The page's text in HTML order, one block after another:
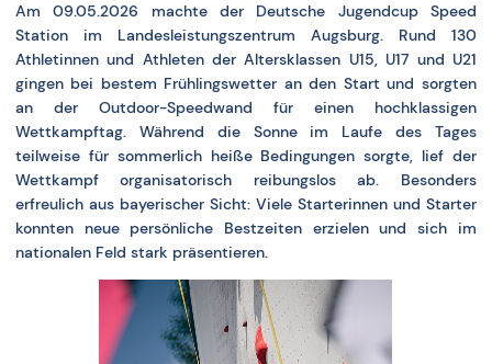
Am 09.05.2026 machte der Deutsche Jugendcup Speed
Station im Landesleistungszentrum Augsburg. Rund 130
Athletinnen und Athleten der Altersklassen U15, U17 und U21
gingen bei bestem Frühlingswetter an den Start und sorgten
an der Outdoor-Speedwand für einen hochklassigen
Wettkampftag. Während die Sonne im Laufe des Tages
teilweise für sommerlich heiße Bedingungen sorgte, lief der
Wettkampf organisatorisch reibungslos ab. Besonders
erfreulich aus bayerischer Sicht: Viele Starterinnen und Starter
konnten neue persönliche Bestzeiten erzielen und sich im
nationalen Feld stark präsentieren.